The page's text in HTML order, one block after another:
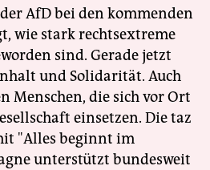
AfD bei den kommenden
wie stark rechtsextreme
sind. Gerade jetzt
und Solidarität. Auch
Menschen, die sich vor Ort
einsetzen. Die taz
"Alles beginnt im
unterstützt bundesweit